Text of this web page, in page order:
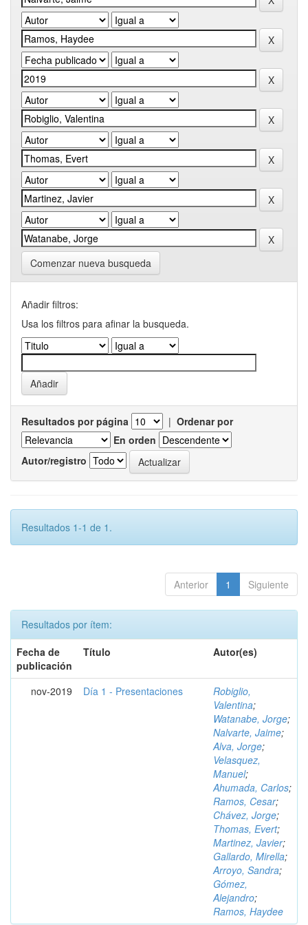
Comenzar nueva busqueda
Añadir filtros:
Usa los filtros para afinar la busqueda.
Resultados por página | Ordenar por
En orden
Autor/registro
Resultados 1-1 de 1.
Anterior 1 Siguiente
Resultados por ítem:
Fecha de
publicación
Título Autor(es)
nov-2019 Día 1 - Presentaciones
Robiglio,
Valentina;
Watanabe, Jorge;
Nalvarte, Jaime;
Alva, Jorge;
Velasquez,
Manuel;
Ahumada, Carlos;
Ramos, Cesar;
Chávez, Jorge;
Thomas, Evert;
Martinez, Javier;
Gallardo, Mirella;
Arroyo, Sandra;
Gómez,
Alejandro;
Ramos, Haydee